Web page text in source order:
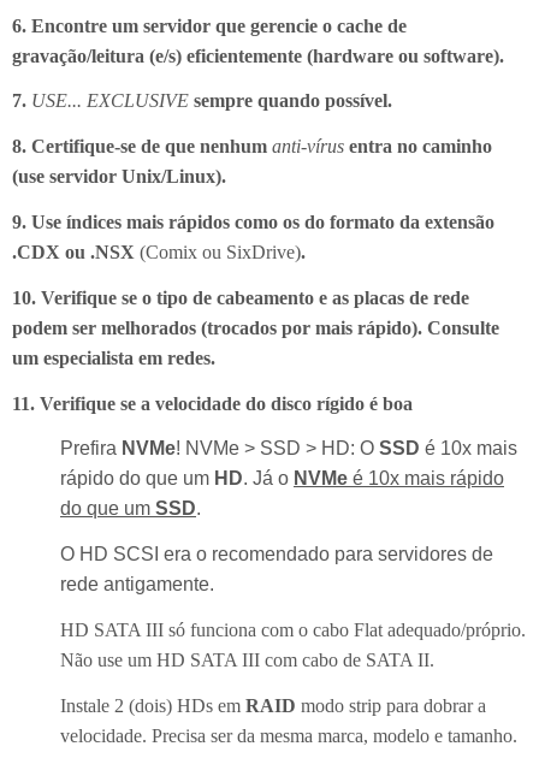
6. Encontre um servidor que gerencie o cache de
gravação/leitura (e/s) eficientemente (hardware ou software).
7. USE... EXCLUSIVE sempre quando possível.
8. Certifique-se de que nenhum anti-vírus entra no caminho
(use servidor Unix/Linux).
9. Use índices mais rápidos como os do formato da extensão
.CDX ou .NSX (Comix ou SixDrive).
10. Verifique se o tipo de cabeamento e as placas de rede
podem ser melhorados (trocados por mais rápido). Consulte
um especialista em redes.
11. Verifique se a velocidade do disco rígido é boa
Prefira NVMe! NVMe > SSD > HD: O SSD é 10x mais
rápido do que um HD. Já o NVMe é 10x mais rápido
do que um SSD.
O HD SCSI era o recomendado para servidores de
rede antigamente.
HD SATA III só funciona com o cabo Flat adequado/próprio.
Não use um HD SATA III com cabo de SATA II.
Instale 2 (dois) HDs em RAID modo strip para dobrar a
velocidade. Precisa ser da mesma marca, modelo e tamanho.